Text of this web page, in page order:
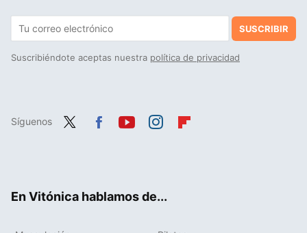
SUSCRIBIR
Suscribiéndote aceptas nuestra política de privacidad
Síguenos
En Vitónica hablamos de...